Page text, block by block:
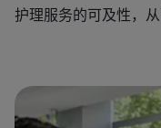
护理服务的可及性，